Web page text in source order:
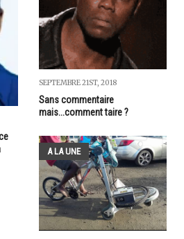
SEPTEMBRE 21ST, 2018
Sans commentaire
mais...comment taire ?
A LA UNE